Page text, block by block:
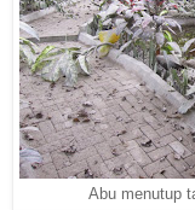
Abu menutup